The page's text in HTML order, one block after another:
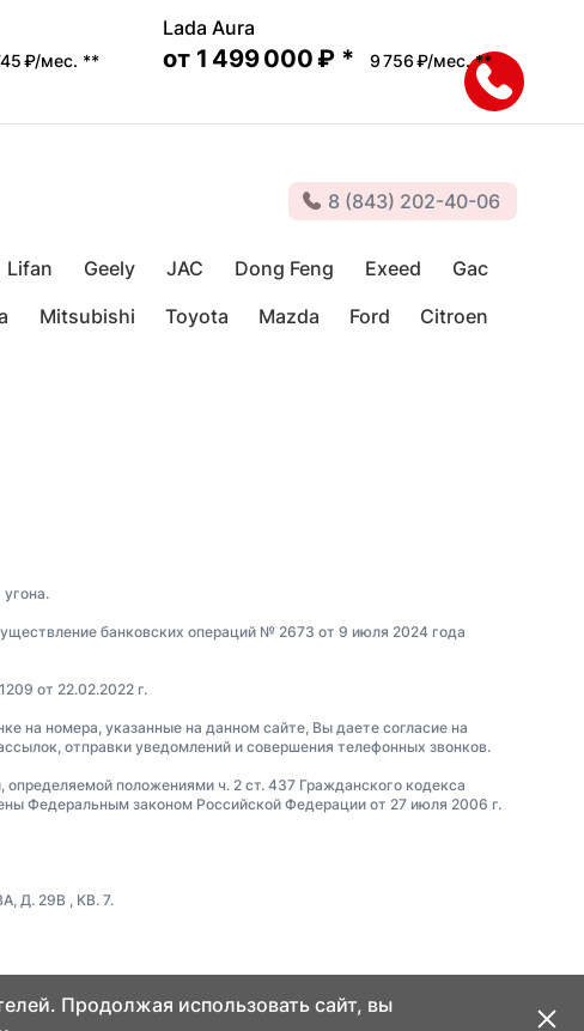
₽/мес. **
Lada Aura
от 1 499 000 ₽ * 9 756 ₽/мес.**
8 (843) 202-40-06
Lifan Geely JAC Dong Feng Exeed
Gac
Mitsubishi Toyota Mazda Ford
Citroen
банковских операций № 2673 от 9 июля 2024 года
от 22.02.2022 г.
на номера, указанные на данном сайте, Вы даете согласие на
отправки уведомлений и совершения телефонных звонков.
положениями ч. 2 ст. 437 Гражданского кодекса
Федеральным законом Российской Федерации от 27 июля 2006 г.
Д. 29В , КВ. 7.
Продолжая использовать сайт, вы